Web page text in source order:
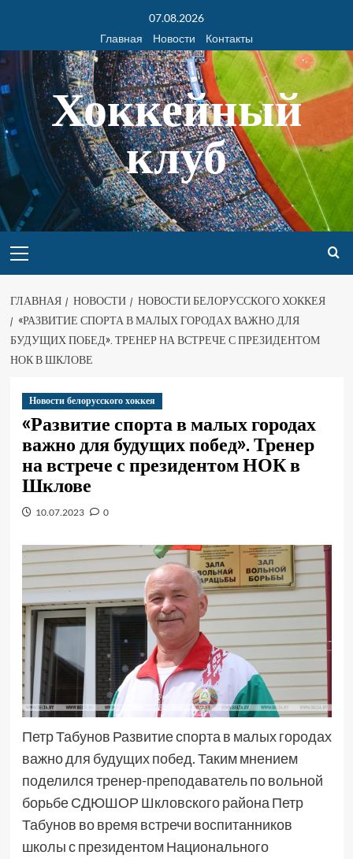
07.08.2026
Главная
Новости Контакты
Хоккейный
клуб
ГЛАВНАЯ НОВОСТИ
НОВОСТИ БЕЛОРУССКОГО ХОККЕЯ
«РАЗВИТИЕ СПОРТА В МАЛЫХ ГОРОДАХ ВАЖНО ДЛЯ
БУДУЩИХ ПОБЕД». ТРЕНЕР НА ВСТРЕЧЕ С ПРЕЗИДЕНТОМ
НОК В ШКЛОВЕ
Новости белорусского хоккея
«Развитие спорта в малых городах
важно для будущих побед». Тренер
на встрече с президентом НОК в
Шклове
10.07.2023 0
Петр Табунов Развитие спорта в малых городах
важно для будущих побед. Таким мнением
поделился тренер-преподаватель по вольной
борьбе СДЮШОР Шкловского района Петр
Табунов во время встречи воспитанников
школы с президентом Национального